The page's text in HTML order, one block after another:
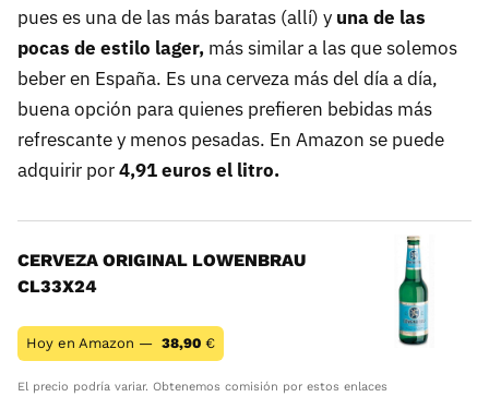
pues es una de las más baratas (allí) y una de las
pocas de estilo lager, más similar a las que solemos
beber en España. Es una cerveza más del día a día,
buena opción para quienes prefieren bebidas más
refrescante y menos pesadas. En Amazon se puede
adquirir por4,91 euros el litro.
CERVEZA ORIGINAL LOWENBRAU
CL33X24
Hoy en Amazon — 38,90 €
El precio podría variar. Obtenemos comisión por estos enlaces